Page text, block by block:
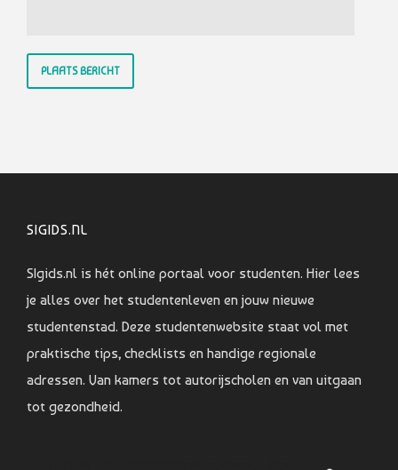
SIGIDS.NL
SIgids.nl is hét online portaal voor studenten. Hier lees
je alles over het studentenleven en jouw nieuwe
studentenstad. Deze studentenwebsite staat vol met
praktische tips, checklists en handige regionale
adressen. Van kamers tot autorijscholen en van uitgaan
tot gezondheid.